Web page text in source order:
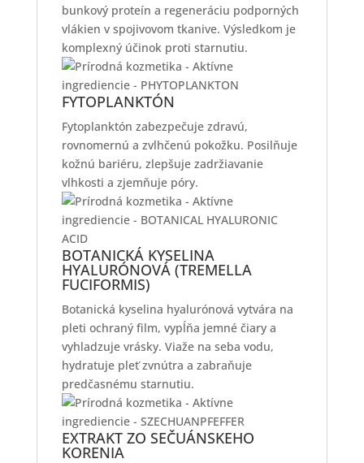
bunkový proteín a regeneráciu podporných
vlákien v spojivovom tkanive. Výsledkom je
komplexný účinok proti starnutiu.
FYTOPLANKTÓN
Fytoplanktón zabezpečuje zdravú,
rovnomernú a zvlhčenú pokožku. Posilňuje
kožnú bariéru, zlepšuje zadržiavanie
vlhkosti a zjemňuje póry.
BOTANICKÁ KYSELINA
HYALURÓNOVÁ (TREMELLA
FUCIFORMIS)
Botanická kyselina hyalurónová vytvára na
pleti ochraný film, vypĺňa jemné čiary a
vyhladzuje vrásky. Viaže na seba vodu,
hydratuje pleť zvnútra a zabraňuje
predčasnému starnutiu.
EXTRAKT ZO SEČUÁNSKEHO
KORENIA